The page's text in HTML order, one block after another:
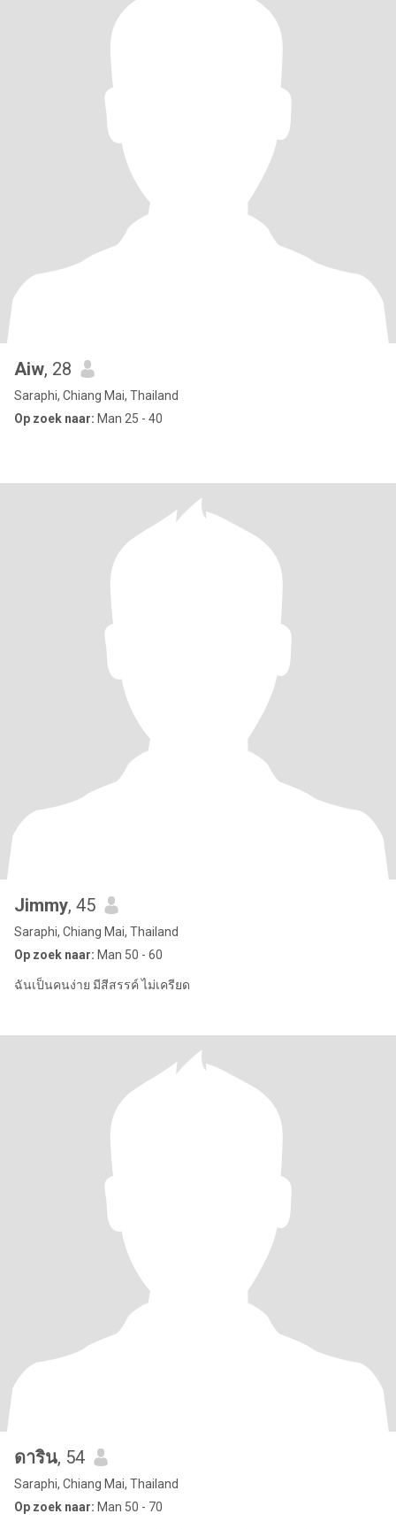
Aiw, 28
Saraphi, Chiang Mai, Thailand
Op zoek naar: Man 25 - 40
Jimmy, 45
Saraphi, Chiang Mai, Thailand
Op zoek naar: Man 50 - 60
ฉันเป็นคนง่าย มีสีสรรค์ ไม่เครียด
ดาริน, 54
Saraphi, Chiang Mai, Thailand
Op zoek naar: Man 50 - 70